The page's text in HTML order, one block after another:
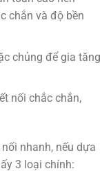
chắn và độ bền
chủng để gia tăng
nối chắc chắn,
nhanh, nếu dựa
3 loại chính: